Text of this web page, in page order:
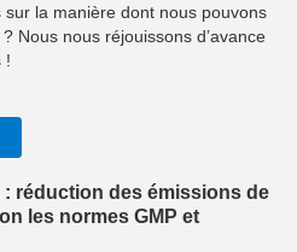
la manière dont nous pouvons
Nous nous réjouissons d’avance
!
: réduction des émissions de
les normes GMP et